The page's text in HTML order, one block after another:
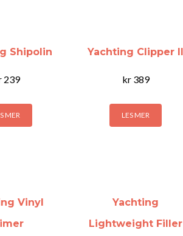
Shipolin
239
MER
Yachting Clipper II
kr389
LES MER
Vinyl
Yachting
Lightweight Filler